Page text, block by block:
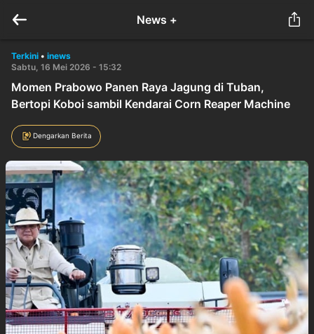
News +
Terkini • inews
Sabtu, 16 Mei 2026 - 15:32
Momen Prabowo Panen Raya Jagung di Tuban,
Bertopi Koboi sambil Kendarai Corn Reaper Machine
Dengarkan Berita